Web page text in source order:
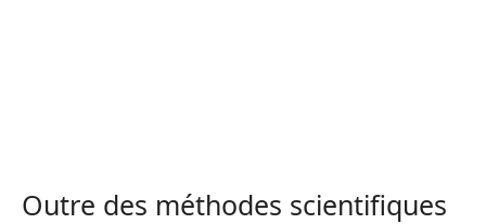
Outre des méthodes scientifiques